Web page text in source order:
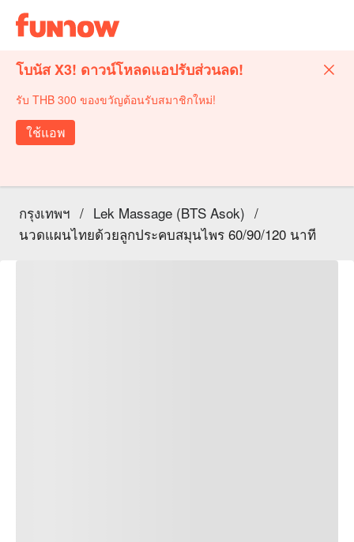
โบนัส X3! ดาวน์โหลดแอปรับส่วนลด!
รับ THB 300 ของขวัญต้อนรับสมาชิกใหม่!
ใช้แอพ
กรุงเทพฯ / Lek Massage (BTS Asok) /
นวดแผนไทยด้วยลูกประคบสมุนไพร 60/90/120 นาที